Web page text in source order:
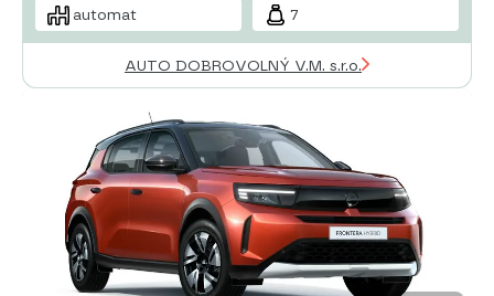
automat 7
AUTO DOBROVOLNÝ V.M. s.r.o.